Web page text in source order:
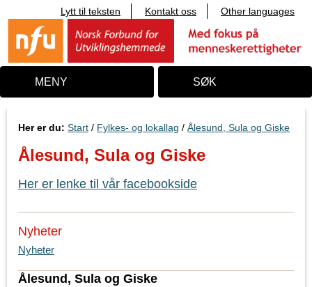
i
n
o
Lytt til teksten Kontakt oss Other languages
MENY SØK
Her er du: Start / Fylkes- og lokallag / Ålesund, Sula og Giske
Ålesund, Sula og Giske
Her er lenke til vår facebookside
Nyheter
Nyheter
Ålesund, Sula og Giske